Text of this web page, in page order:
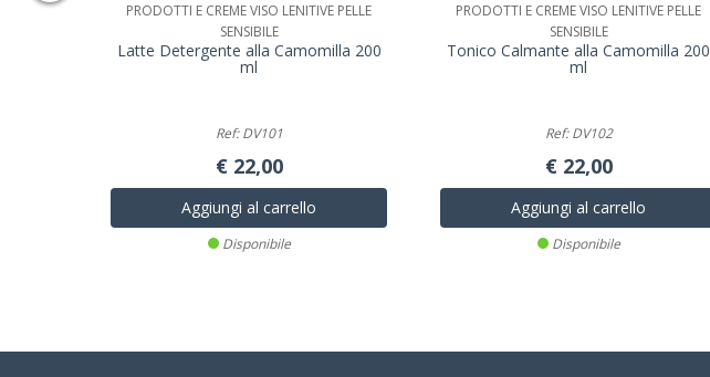
PRODOTTI E CREME VISO LENITIVE PELLE
SENSIBILE
Latte Detergente alla Camomilla 200
ml
Ref: DV101
€ 22,00
Aggiungi al carrello
Disponibile
PRODOTTI E CREME VISO LENITIVE PELLE
SENSIBILE
Tonico Calmante alla Camomilla 200
ml
Ref: DV102
€ 22,00
Aggiungi al carrello
Disponibile